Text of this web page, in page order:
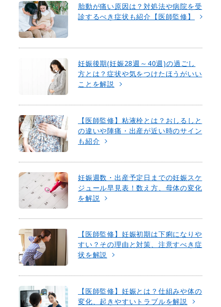
胎動が痛い原因は？対処法や病院を受
診するべき症状も紹介【医師監修】
妊娠後期(妊娠28週～40週)の過ごし
方とは？症状や気をつけたほうがいい
ことを解説
【医師監修】粘液栓とは？おしるしと
の違いや陣痛・出産が近い時のサイン
も紹介
妊娠週数・出産予定日までの妊娠スケ
ジュール早見表！数え方、母体の変化
を解説
【医師監修】妊娠初期は下痢になりや
すい？その理由と対策、注意すべき症
状を解説
【医師監修】妊娠とは？仕組みや体の
変化、起きやすいトラブルを解説